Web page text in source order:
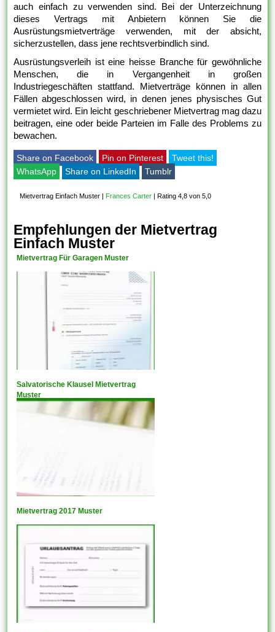
auch einfach zu verwenden sind. Bei der Unterzeichnung
dieses Vertrags mit Anbietern können Sie die
Ausrüstungsmietverträge verwenden, mit der absicht,
sicherzustellen, dass jene rechtsverbindlich sind.
Ausrüstungsverleih ist eine heisse Branche für gewöhnliche
Menschen, die in Vergangenheit in großen
Industriegeschäften stattfand. Mietverträge können in allen
Fällen abgeschlossen wird, in denen jenes physisches Gut
vermietet wird. Ein leicht geschriebener Mietvertrag mag dazu
beitragen, eine oder beide Parteien im Falle des Problems zu
bewachen.
Share on Facebook Pin on Pinterest
Tweet this!
WhatsApp
Share on LinkedIn Tumblr
Mietvertrag Einfach Muster | Frances Carter |Rating 4,8 von 5,0
Empfehlungen der Mietvertrag
Einfach Muster
Mietvertrag Für Garagen Muster
Salvatorische Klausel Mietvertrag
Muster
Mietvertrag 2017 Muster